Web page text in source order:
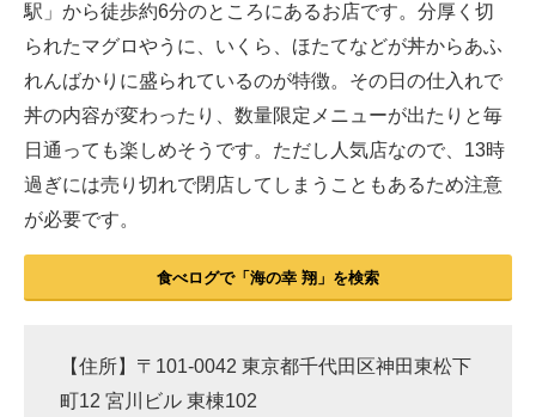
駅」から徒歩約6分のところにあるお店です。分厚く切
られたマグロやうに、いくら、ほたてなどが丼からあふ
れんばかりに盛られているのが特徴。その日の仕入れで
丼の内容が変わったり、数量限定メニューが出たりと毎
日通っても楽しめそうです。ただし人気店なので、13時
過ぎには売り切れで閉店してしまうこともあるため注意
が必要です。
食べログで「海の幸 翔」を検索
【住所】〒101-0042 東京都千代田区神田東松下
町12 宮川ビル 東棟102